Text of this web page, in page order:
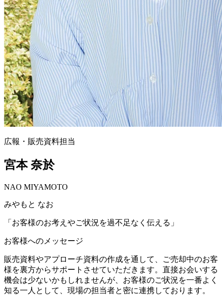
広報・販売資料担当
宮本 奈於
NAO MIYAMOTO
みやもと なお
「 お客様のお考えやご状況を過不足なく伝える 」
お客様へのメッセージ
販売資料やアプローチ資料の作成を通して、ご売却中のお客
様を裏方からサポートさせていただきます。直接お会いする
機会は少ないかもしれませんが、お客様のご状況を一番よく
知る一人として、現場の担当者と密に連携しております。